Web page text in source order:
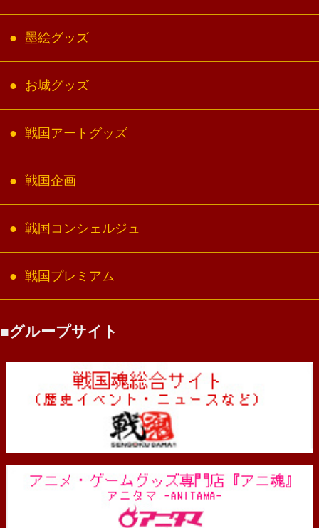
墨絵グッズ
お城グッズ
戦国アートグッズ
戦国企画
戦国コンシェルジュ
戦国プレミアム
グループサイト